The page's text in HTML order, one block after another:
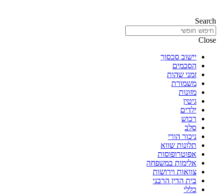
Search
Close
יישוב סכסוך
הסכמים
זמני שהות
משמורת
מזונות
גיטין
ילדים
רכוש
סלב
ניכור הורי
תלונות שווא
אפוטרופוסות
אלימות במשפחה
צוואות וירושות
בית הדין הרבני
כללי